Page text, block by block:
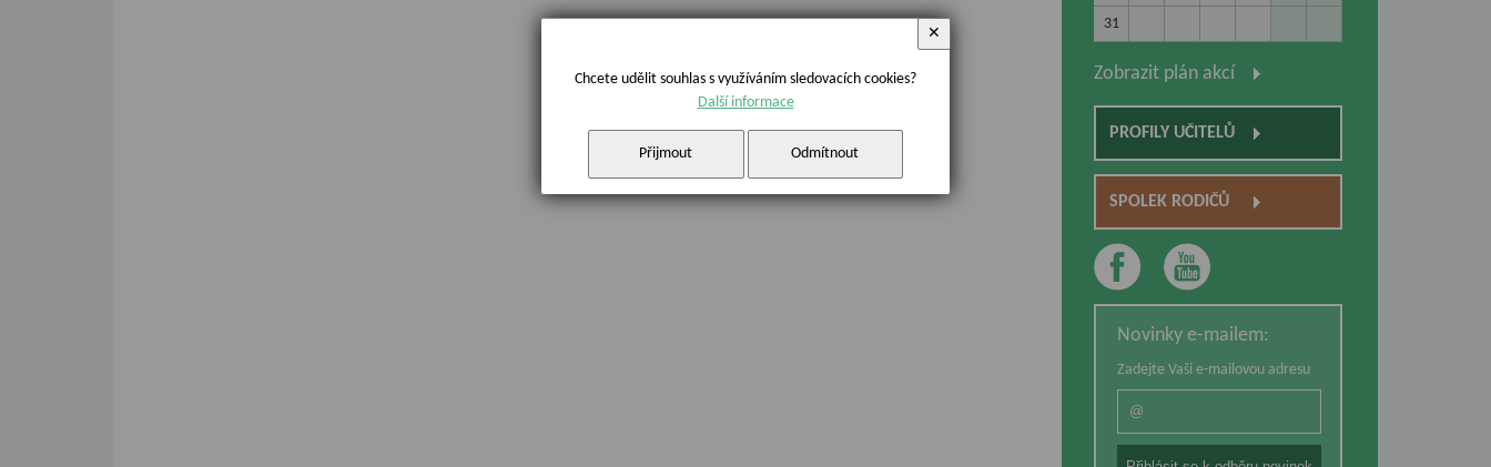
31
Zobrazit plán akcí
PROFILY UČITELŮ
SPOLEK RODIČŮ
Novinky e-mailem:
Zadejte Vaši e-mailovou adresu
Chcete udělit souhlas s využíváním sledovacích cookies?
Další informace
Přijmout Odmítnout
✕